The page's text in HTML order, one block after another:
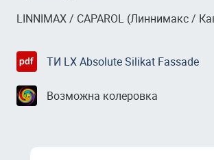
LINNIMAX / CAPAROL (Линнимакс /
ТИ LX Absolute Silikat Fassade
Возможна колеровка